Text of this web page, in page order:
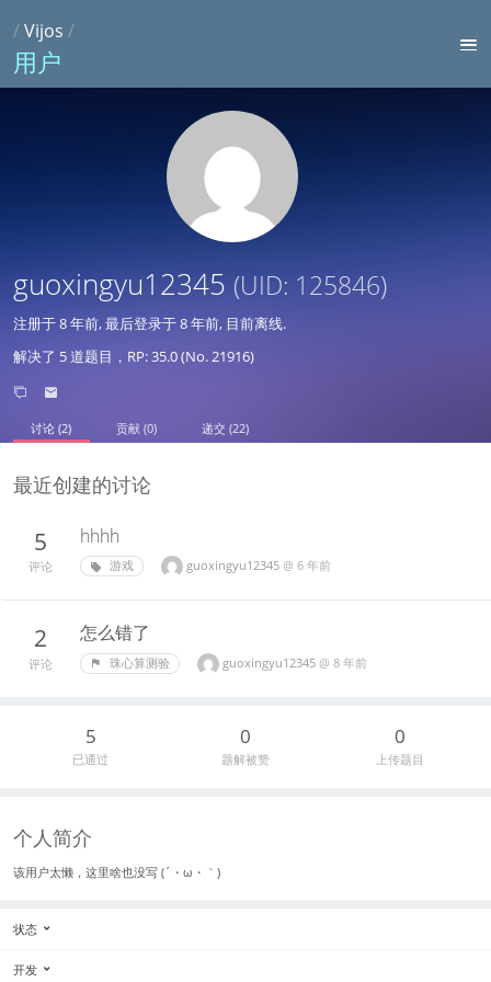
/Vijos /
用户
guoxingyu12345 (UID: 125846)
注册于8 年前, 最后登录于8 年前, 目前离线.
解决了 5 道题目，RP: 35.0 (No. 21916)
讨论 (2) 贡献 (0) 递交 (22)
最近创建的讨论
5
评论
hhhh
游戏 guoxingyu12345 @ 6 年前
2
评论
怎么错了
珠心算测验 guoxingyu12345 @ 8 年前
5
已通过
0
题解被赞
0
上传题目
个人简介
该用户太懒，这里啥也没写 (´・ω・｀)
状态
开发